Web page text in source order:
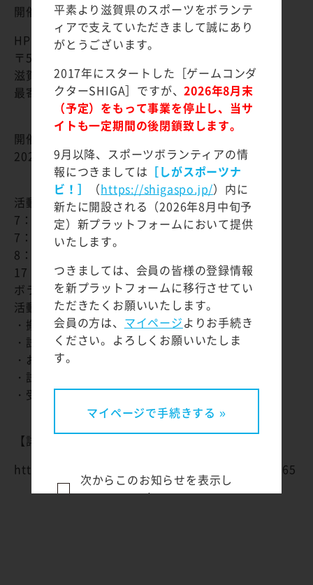
開催場所:
HPLベースボールパーク
〒522-0002
滋賀県 彦根市松原3028
最寄り駅: 彦根駅徒歩 17分
開催期間:
2023年11月03日
活動内容:
7：00 現地集合、説明
7：15 活動開始
8：20 試合開始
17：00頃 終了・解散
ボランティア内容:
活動内容
・搬入・搬出
・試合会場の設営
・お客様の案内、誘導
・試合運営補助
・受付
【詳細・ボランティアの申込はコチラ】
https://gameconductor.shiga.jp/event/detail/465
平素より滋賀県のスポーツをボランテ
ィアで支えていただきまして誠にあり
がとうございます。
2017年にスタートした［ゲームコンダ
クターSHIGA］ですが、2026年8月末
（予定）をもって事業を停止し、当サ
イトも一定期間の後閉鎖致します。
9月以降、スポーツボランティアの情
報につきましては ［しがスポーツナ
ビ！］
（https://shigaspo.jp/）内に
新たに開設される（2026年8月中旬予
定）新プラットフォームにおいて提供
いたします。
つきましては、会員の皆様の登録情報
を新プラットフォームに移行させてい
ただきたくお願いいたします。
会員の方は、 マイページよりお手続き
ください。よろしくお願いいたしま
す。
マイページで手続きする »
次からこのお知らせを表示し
ない